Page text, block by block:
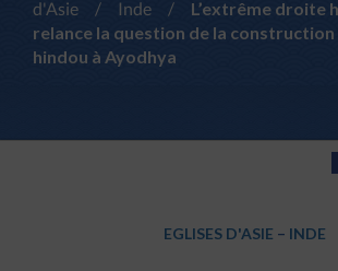
d'Asie
/ Inde /
L’extrême droite
relance la question de la construction
hindou à Ayodhya
EGLISES D'ASIE – INDE